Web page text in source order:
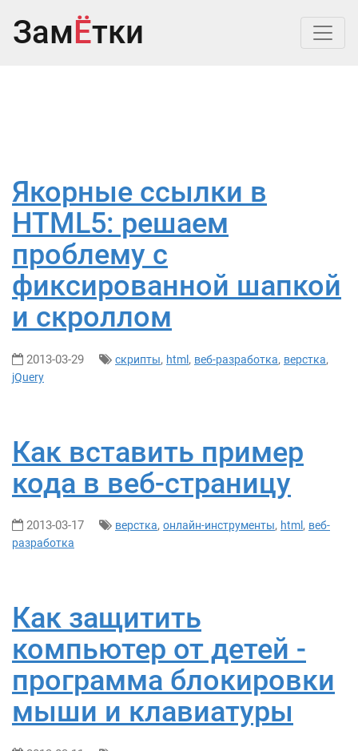
ЗамЁтки
Якорные ссылки в
HTML5: решаем
проблему с
фиксированной шапкой
и скроллом
2013-03-29 скрипты, html , веб-разработка, верстка,
jQuery
Как вставить пример
кода в веб-страницу
2013-03-17 верстка, онлайн-инструменты, html , веб-
разработка
Как защитить
компьютер от детей -
программа блокировки
мыши и клавиатуры